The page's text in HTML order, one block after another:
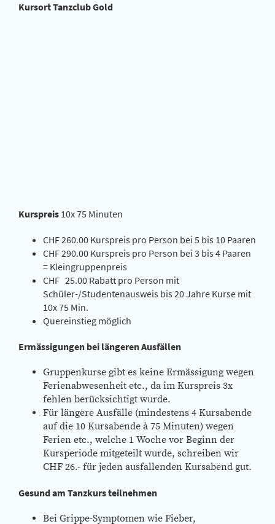
Kursort Tanzclub Gold
Kurspreis 10x 75 Minuten
CHF 260.00 Kurspreis pro Person bei 5 bis 10 Paaren
CHF 290.00 Kurspreis pro Person bei 3 bis 4 Paaren
= Kleingruppenpreis
CHF 25.00 Rabatt pro Person mit
Schüler-/Studentenausweis bis 20 Jahre Kurse mit
10x 75 Min.
Quereinstieg möglich
Ermässigungen bei längeren Ausfällen
Gruppenkurse gibt es keine Ermässigung wegen
Ferienabwesenheit etc., da im Kurspreis 3x
fehlen berücksichtigt wurde.
Für längere Ausfälle (mindestens 4 Kursabende
auf die 10 Kursabende à 75 Minuten) wegen
Ferien etc., welche 1 Woche vor Beginn der
Kursperiode mitgeteilt wurde, schreiben wir
CHF 26.- für jeden ausfallenden Kursabend gut.
Gesund am Tanzkurs teilnehmen
Bei Grippe-Symptomen wie Fieber,